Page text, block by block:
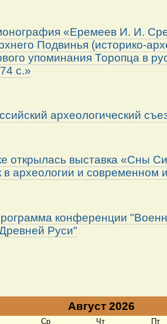
«Еремеев И. И.
Подвинья (историко-
упоминания Торопца в
с.»
археологический
открылась выставка «Сны
археологии и современном
конференции
Руси"
Август 2026
Ср Чт Пт